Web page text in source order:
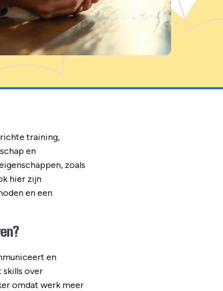
training,
en
zoals
hier zijn
en een
en
skills over
omdat werk meer